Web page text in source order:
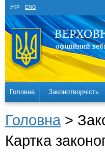
УКР ENG
Головна Законотворчість
Головна >
Картка